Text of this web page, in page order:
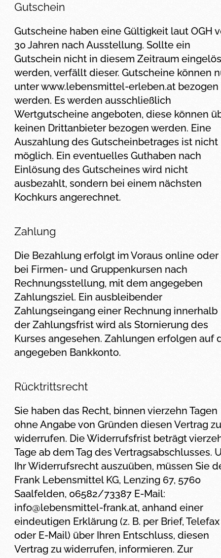
Gutschein
Gutscheine haben eine Gültigkeit laut OGH
30 Jahren nach Ausstellung. Sollte ein
Gutschein nicht in diesem Zeitraum
werden, verfällt dieser. Gutscheine können
unter www.lebensmittel-erleben.at bezogen
werden. Es werden ausschließlich
Wertgutscheine angeboten, diese können
keinen Drittanbieter bezogen werden. Eine
Auszahlung des Gutscheinbetrages ist nicht
möglich. Ein eventuelles Guthaben nach
Einlösung des Gutscheines wird nicht
ausbezahlt, sondern bei einem nächsten
Kochkurs angerechnet.
Zahlung
Die Bezahlung erfolgt im Voraus online oder
bei Firmen- und Gruppenkursen nach
Rechnungsstellung, mit dem angegeben
Zahlungsziel. Ein ausbleibender
Zahlungseingang einer Rechnung innerhalb
der Zahlungsfrist wird als Stornierung des
Kurses angesehen. Zahlungen erfolgen auf
angegeben Bankkonto.
Rücktrittsrecht
Sie haben das Recht, binnen vierzehn Tagen
ohne Angabe von Gründen diesen Vertrag zu
widerrufen. Die Widerrufsfrist beträgt
Tage ab dem Tag des Vertragsabschlusses.
Ihr Widerrufsrecht auszuüben, müssen Sie
Frank Lebensmittel KG, Lenzing 67, 5760
Saalfelden, 06582/73387 E-Mail:
info@lebensmittel-frank.at, anhand einer
eindeutigen Erklärung (z. B. per Brief, Telefax
oder E-Mail) über Ihren Entschluss, diesen
Vertrag zu widerrufen, informieren. Zur